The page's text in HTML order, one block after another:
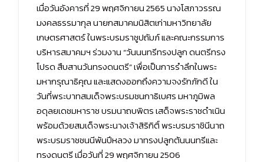
เมื่อวันอังคารที่ 29 พฤศจิกายน 2565 นางโสภาวรรณ
มงคลธรรมากุล นายกสมาคมนิสิตเก่ามหาวิทยาลัย
เกษตรศาสตร์ ในพระบรมราชูปถัมภ์ และคณะกรรมการ
บริหารสมาคมฯ ร่วมงาน “วันนนทรีทรงปลูก ดนตรีทรง
โปรด สืบสานวันทรงดนตรี” เพื่อเป็นการรำลึกในพระ
มหากรุณาธิคุณ และแสดงออกถึงความจงรักภักดี ใน
วันที่พระบาทสมเด็จพระบรมชนกาธิเบศร มหาภูมิพล
อดุลยเดชมหาราช บรมนาถบพิตร เสด็จพระราชดำเนิน
พร้อมด้วยสมเด็จพระนางเจ้าสิริกิติ์ พระบรมราชินีนาถ
พระบรมราชชนนีพันปีหลวง มาทรงปลูกต้นนนทรีและ
ทรงดนตรี เมื่อวันที่ 29 พฤศจิกายน 2506